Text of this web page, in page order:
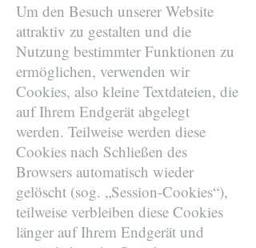
Um den Besuch unserer Website
attraktiv zu gestalten und die
Nutzung bestimmter Funktionen zu
ermöglichen, verwenden wir
Cookies, also kleine Textdateien, die
auf Ihrem Endgerät abgelegt
werden. Teilweise werden diese
Cookies nach Schließen des
Browsers automatisch wieder
gelöscht (sog. „Session-Cookies“),
teilweise verbleiben diese Cookies
länger auf Ihrem Endgerät und